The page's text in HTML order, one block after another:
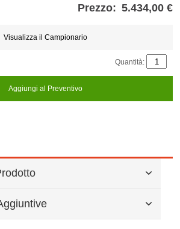
Prezzo: 5.434,00 €
Visualizza il Campionario
Quantità:
Aggiungi al Preventivo